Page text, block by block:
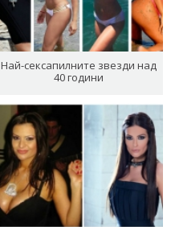
Най-сексапилните звезди над
40 години